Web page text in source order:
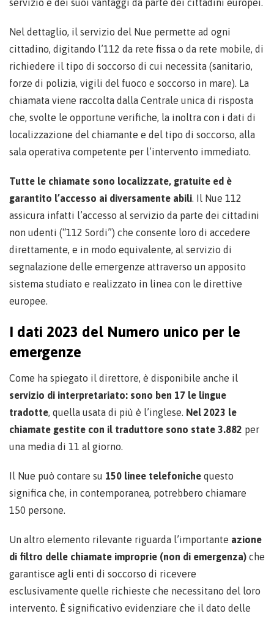
servizio e dei suoi vantaggi da parte dei cittadini europei.
Nel dettaglio, il servizio del Nue permette ad ogni
cittadino, digitando l’112 da rete fissa o da rete mobile, di
richiedere il tipo di soccorso di cui necessita (sanitario,
forze di polizia, vigili del fuoco e soccorso in mare). La
chiamata viene raccolta dalla Centrale unica di risposta
che, svolte le opportune verifiche, la inoltra con i dati di
localizzazione del chiamante e del tipo di soccorso, alla
sala operativa competente per l’intervento immediato.
Tutte le chiamate sono localizzate, gratuite ed è
garantito l’accesso ai diversamente abili. Il Nue 112
assicura infatti l’accesso al servizio da parte dei cittadini
non udenti (“112 Sordi”) che consente loro di accedere
direttamente, e in modo equivalente, al servizio di
segnalazione delle emergenze attraverso un apposito
sistema studiato e realizzato in linea con le direttive
europee.
I dati 2023 del Numero unico per le
emergenze
Come ha spiegato il direttore, è disponibile anche il
servizio di interpretariato: sono ben 17 le lingue
tradotte, quella usata di più è l’inglese. Nel 2023 le
chiamate gestite con il traduttore sono state 3.882 per
una media di 11 al giorno.
Il Nue può contare su 150 linee telefoniche questo
significa che, in contemporanea, potrebbero chiamare
150 persone.
Un altro elemento rilevante riguarda l’importante azione
di filtro delle chiamate improprie (non di emergenza) che
garantisce agli enti di soccorso di ricevere
esclusivamente quelle richieste che necessitano del loro
intervento. È significativo evidenziare che il dato delle